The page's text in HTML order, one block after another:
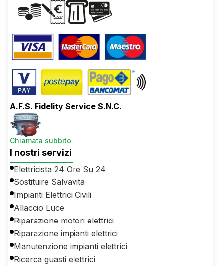
A.F.S. Fidelity Service S.N.C.
Chiamata subbito
I nostri servizi
Elettricista 24 Ore Su 24
Sostituire Salvavita
Impianti Elettrici Civili
Allaccio Luce
Riparazione motori elettrici
Riparazione impianti elettrici
Manutenzione impianti elettrici
Ricerca guasti elettrici